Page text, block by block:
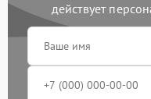
действует